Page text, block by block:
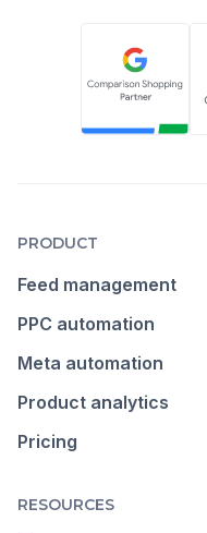
PRODUCT
Feed management
PPC automation
Meta automation
Product analytics
Pricing
RESOURCES